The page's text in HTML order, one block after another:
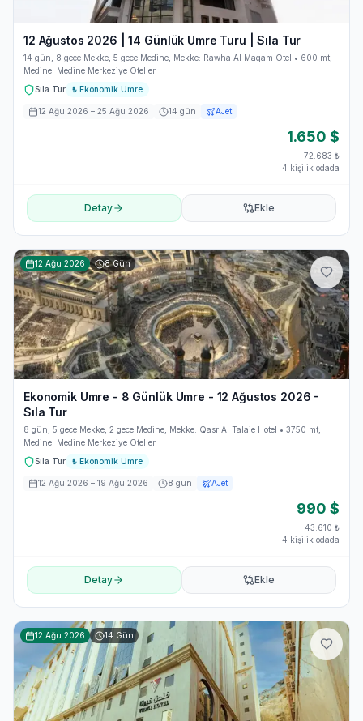
12 Ağustos 2026 | 14 Günlük Umre Turu | Sıla Tur
14 gün, 8 gece Mekke, 5 gece Medine, Mekke: Rawha Al Maqam Otel • 600 mt,
Medine: Medine Merkeziye Oteller
Sıla Tur
₺ Ekonomik Umre
12 Ağu 2026 – 25 Ağu 2026 14 gün AJet
1.650 $
72.683 ₺
4 kişilik odada
Detay Ekle
12 Ağu 2026 8Gün
Ekonomik Umre - 8 Günlük Umre - 12 Ağustos 2026 -
Sıla Tur
8 gün, 5 gece Mekke, 2 gece Medine, Mekke: Qasr Al Talaie Hotel • 3750 mt,
Medine: Medine Merkeziye Oteller
Sıla Tur
₺ Ekonomik Umre
12 Ağu 2026 – 19 Ağu 2026 8 gün AJet
990 $
43.610 ₺
4 kişilik odada
Detay Ekle
12 Ağu 2026 14 Gün